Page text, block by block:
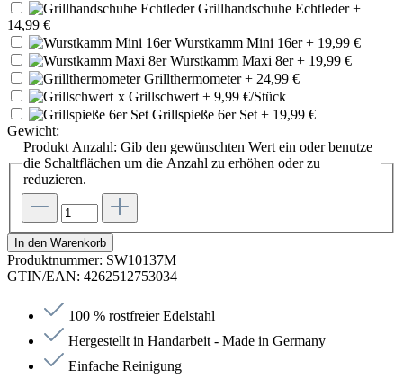
Grillhandschuhe Echtleder+
14,99 €
Wurstkamm Mini 16er+ 19,99 €
Wurstkamm Maxi 8er+ 19,99 €
Grillthermometer+ 24,99 €
x Grillschwert + 9,99 €/Stück
Grillspieße 6er Set + 19,99 €
Gewicht:
Produkt Anzahl: Gib den gewünschten Wert ein oder benutze
die Schaltflächen um die Anzahl zu erhöhen oder zu
reduzieren.
In den Warenkorb
Produktnummer: SW10137M
GTIN/EAN: 4262512753034
100 % rostfreier Edelstahl
Hergestellt in Handarbeit - Made in Germany
Einfache Reinigung